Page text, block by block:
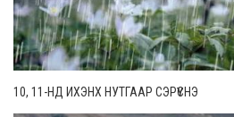
10, 11-НД ИХЭНХ НУТГААР СЭРҮҮСНЭ